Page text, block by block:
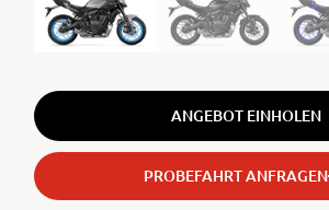
ANGEBOT EINHOLEN
PROBEFAHRT ANFRAGEN